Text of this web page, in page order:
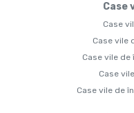
Case
Case
Case vile
Case vile de
Case
Case vile de